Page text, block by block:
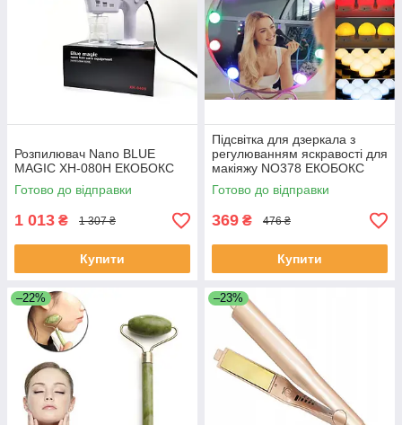
Розпилювач Nano BLUE
MAGIC XH-080H ЕКОБОКС
Готово до відправки
1 013 ₴ 1 307 ₴
Купити
Підсвітка для дзеркала з
регулюванням яскравості для
макіяжу NO378 ЕКОБОКС
Готово до відправки
369 ₴ 476 ₴
Купити
–22% –23%